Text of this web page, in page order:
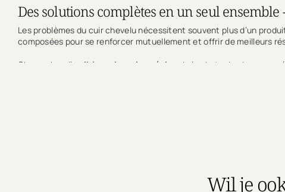
Des solutions complètes en un seul ensemble
Les problèmes du cuir chevelu nécessitent souvent plus d’un
composées pour se renforcer mutuellement et offrir de meilleurs
Chaque bundle cible un besoin précis - de la chute de cheveux
Tous les produits sont sans parfum, végan, sans parabènes et
Wil je